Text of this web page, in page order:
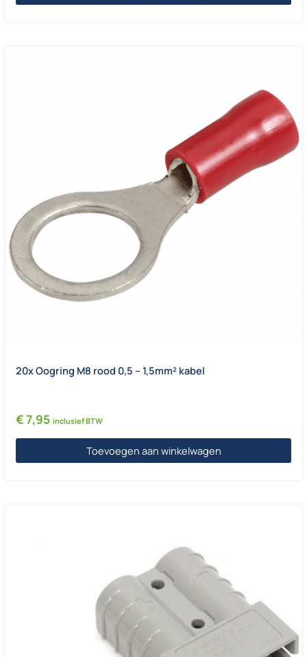
20x Oogring M8 rood 0,5 – 1,5mm² kabel
€7,95 inclusief BTW
Toevoegen aan winkelwagen